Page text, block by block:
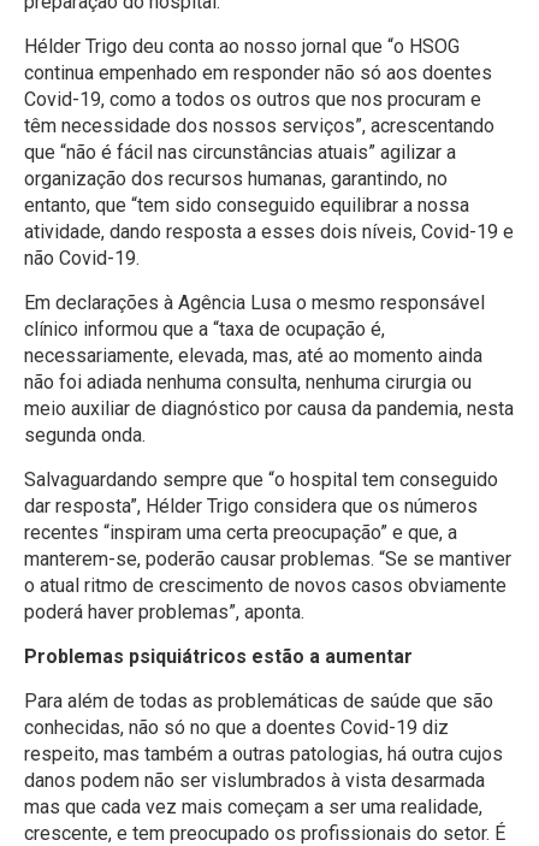
Hélder Trigo deu conta ao nosso jornal que “o HSOG
continua empenhado em responder não só aos doentes
Covid-19, como a todos os outros que nos procuram e
têm necessidade dos nossos serviços”, acrescentando
que “não é fácil nas circunstâncias atuais” agilizar a
organização dos recursos humanas, garantindo, no
entanto, que “tem sido conseguido equilibrar a nossa
atividade, dando resposta a esses dois níveis, Covid-19 e
não Covid-19.
Em declarações à Agência Lusa o mesmo responsável
clínico informou que a “taxa de ocupação é,
necessariamente, elevada, mas, até ao momento ainda
não foi adiada nenhuma consulta, nenhuma cirurgia ou
meio auxiliar de diagnóstico por causa da pandemia, nesta
segunda onda.
Salvaguardando sempre que “o hospital tem conseguido
dar resposta”, Hélder Trigo considera que os números
recentes “inspiram uma certa preocupação” e que, a
manterem-se, poderão causar problemas. “Se se mantiver
o atual ritmo de crescimento de novos casos obviamente
poderá haver problemas”, aponta.
Problemas psiquiátricos estão a aumentar
Para além de todas as problemáticas de saúde que são
conhecidas, não só no que a doentes Covid-19 diz
respeito, mas também a outras patologias, há outra cujos
danos podem não ser vislumbrados à vista desarmada
mas que cada vez mais começam a ser uma realidade,
crescente, e tem preocupado os profissionais do setor. É